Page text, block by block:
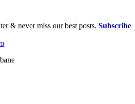
& never miss our best posts. Subscribe